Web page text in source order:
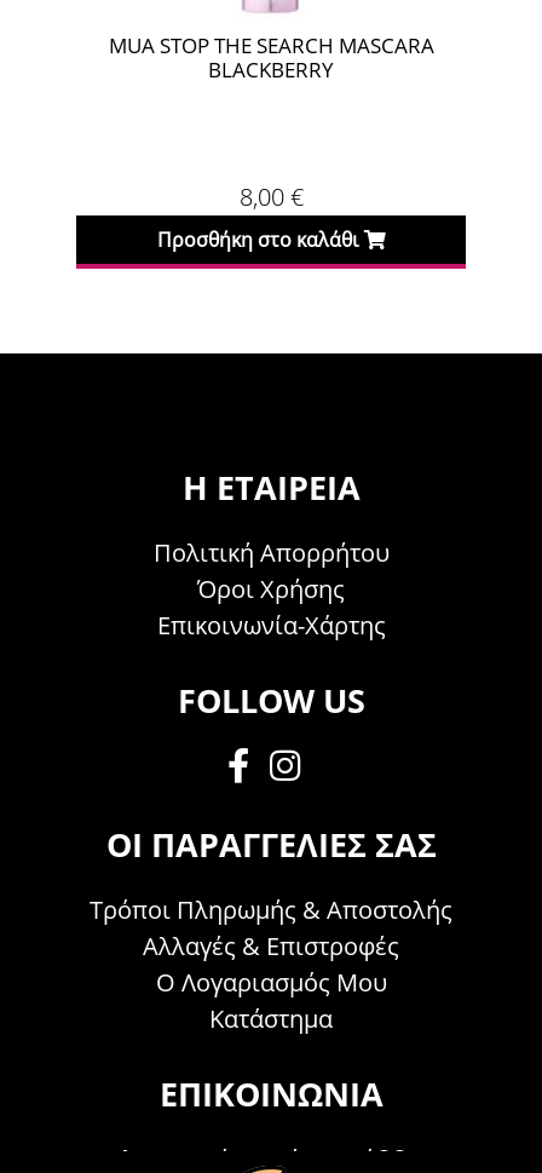
MUA STOP THE SEARCH MASCARA
BLACKBERRY
8,00€
Προσθήκη στο καλάθι
Η ΕΤΑΙΡΕΊΑ
Πολιτική Απορρήτου
Όροι Χρήσης
Επικοινωνία-Χάρτης
FOLLOW US
ΟΙ ΠΑΡΑΓΓΕΛΊΕΣ ΣΑΣ
Τρόποι Πληρωμής & Αποστολής
Αλλαγές & Επιστροφές
Ο Λογαριασμός Μου
Κατάστημα
ΕΠΙΚΟΙΝΩΝΊΑ
Τηλεφωνικά Δευτέρα - Σάββατο